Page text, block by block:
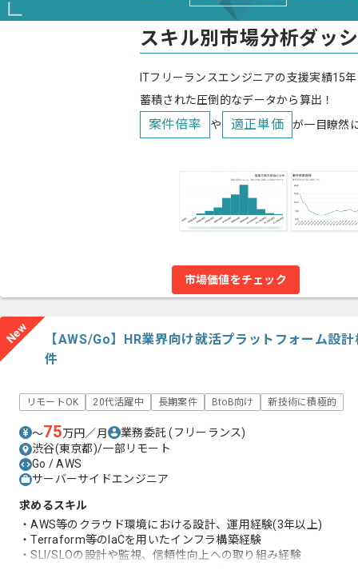
スキル別市場分析ダッ
ITフリーランスエンジニアの支援実績15
蓄積された圧倒的なデータから算出！
案件倍率 や 適正単価 が一目瞭然
市場価値をチェック
New
【AWS/Go】HR業界向け就活プラットフォーム設
件
リモートOK 20代活躍中 長期案件 BtoB向け 新技術に積極的
〜75万円／月 業務委託(フリーランス)
渋谷(東京都)/一部リモート
Go / AWS
サーバーサイドエンジニア
求めるスキル
・AWS等のクラウド環境における設計、運用経験(3年以上)
・Terraform等のIaCを用いたインフラ構築経験
・SLI/SLOの設計や監視、信頼性向上への取り組み経験